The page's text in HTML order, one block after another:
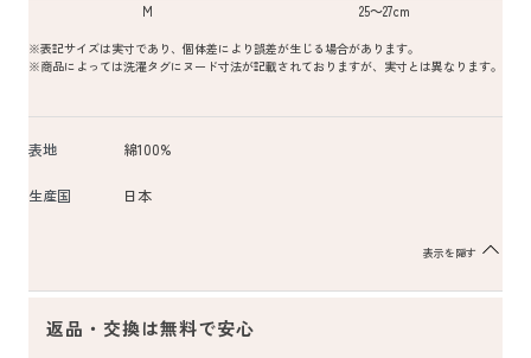
M 25～27cm
※表記サイズは実寸であり、個体差により誤差が生じる場合があります。
※商品によっては洗濯タグにヌード寸法が記載されておりますが、実寸とは異なります。
表地 綿100%
生産国 日本
表示を隠す
返品・交換は無料で安心